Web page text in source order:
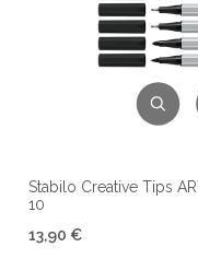
Stabilo Creative Tips
10
13,90 €